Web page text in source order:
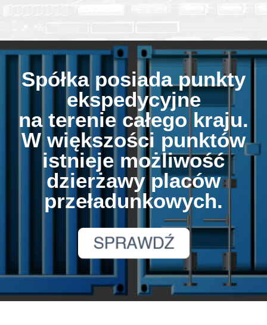
Spółka posiada punkty
ekspedycyjne
na terenie całego kraju.
W większości punktów
istnieje możliwość
dzierżawy placów
przeładunkowych.